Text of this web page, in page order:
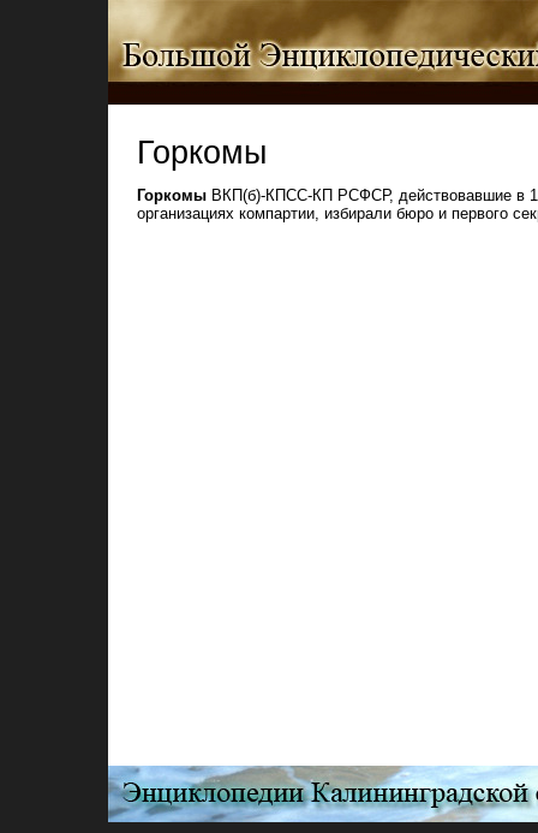
Горкомы
Горкомы ВКП(б)-КПСС-КП РСФСР, действовавшие в
организациях компартии, избирали бюро и первого